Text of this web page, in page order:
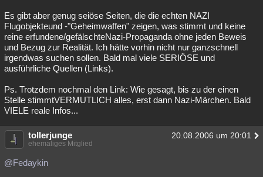
Es gibt aber genug seiöse Seiten, die die echten NAZI
Flugobjekteund -"Geheimwaffen" zeigen, was stimmt und keine
reine erfundene/gefälschteNazi-Propaganda ohne jeden Beweis
und Bezug zur Realität. Ich hätte vorhin nicht nur ganzschnell
irgendwas suchen sollen. Bald mal viele SERIÖSE und
ausführliche Quellen (Links).
Ps. Trotzdem nochmal den Link: Wie gesagt, bis zu der einen
Stelle stimmtVERMUTLICH alles, erst dann Nazi-Märchen. Bald
VIELE reale Infos...
tollerjunge 20.08.2006 um 20:01
ehemaliges Mitglied
@Fedaykin